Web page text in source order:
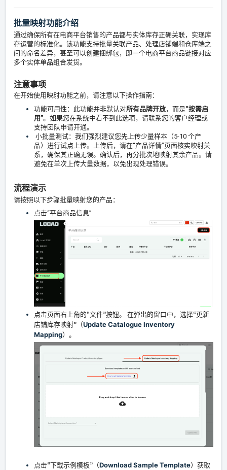
批量映射功能介绍
通过确保所有在电商平台销售的产品都与实体库存正确关联，实现库
存运营的标准化。该功能支持批量关联产品、处理店铺端和仓库端之
间的命名差异，甚至可以创建捆绑包，即一个电商平台商品链接对应
多个实体单品组合发货。
注意事项
在开始使用映射功能之前，请注意以下操作指南：
功能可用性：此功能并非默认对所有品牌开放，而是“按需启
用”。如果您在系统中看不到此选项，请联系您的客户经理或
支持团队申请开通。
小批量测试：我们强烈建议您先上传少量样本（5-10 个产
品）进行试点上传。上传后，请在“产品详情”页面核实映射关
系，确保其正确无误。确认后，再分批次地映射其余产品。请
避免在单次上传大量数据，以免出现处理错误。
流程演示
请按照以下步骤批量映射您的产品：
点击“平台商品信息”
点击页面右上角的“文件”按钮。 在弹出的窗口中，选择“更新
店铺库存映射”（Update Catalogue Inventory
Mapping）。
点击“下载示例模板”（Download Sample Template）获取